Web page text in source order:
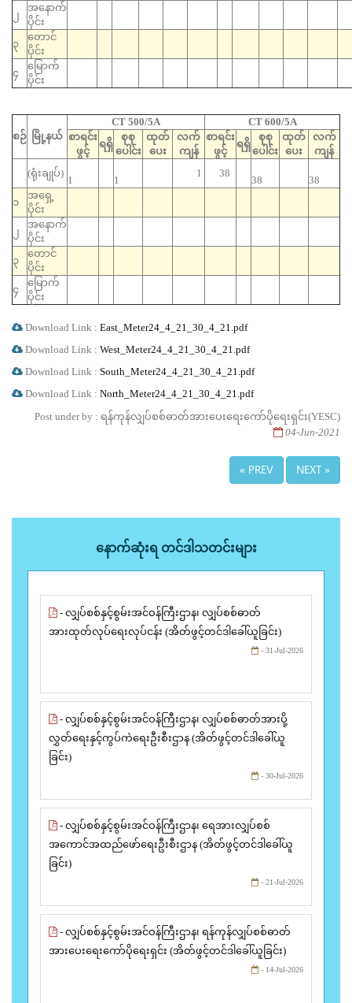
၂
အနောက်
ပိုင်း
၃
တောင်
ပိုင်း
၄
မြောက်
ပိုင်း
စဉ် မြို့နယ်
CT 500/5A
CT 600/5A
စာရင်း
ဖွင့်
ရရှိ
စုစု
ပေါင်း
ထုတ်
ပေး
လက်
ကျန်
စာရင်း
ဖွင့်
ရရှိ
စုစု
ပေါင်း
ထုတ်
ပေး
လက်
ကျန်
(ရုံးချုပ်)
1 1
1 38
38
38
၁
အရှေ့
ပိုင်း
၂
အနောက်
ပိုင်း
၃
တောင်
ပိုင်း
၄
မြောက်
ပိုင်း
Download Link : East_Meter24_4_21_30_4_21.pdf
Download Link : West_Meter24_4_21_30_4_21.pdf
Download Link : South_Meter24_4_21_30_4_21.pdf
Download Link : North_Meter24_4_21_30_4_21.pdf
Post under by : ရန်ကုန်လျှပ်စစ်ဓာတ်အားပေးရေးကော်ပိုရေးရှင်း(YESC)
04-Jun-2021
« PREV NEXT »
နောက်ဆုံးရ တင်ဒါသတင်းများ
- လျှပ်စစ်နှင့်စွမ်းအင်ဝန်ကြီးဌာန၊ လျှပ်စစ်ဓာတ်
အားထုတ်လုပ်ရေးလုပ်ငန်း (အိတ်ဖွင့်တင်ဒါခေါ်ယူခြင်း)
- 31-Jul-2026
- လျှပ်စစ်နှင့်စွမ်းအင်ဝန်ကြီးဌာန၊ လျှပ်စစ်ဓာတ်အားပို့
လွှတ်ရေးနှင့်ကွပ်ကဲရေးဦးစီးဌာန (အိတ်ဖွင့်တင်ဒါခေါ်ယူ
ခြင်း)
- 30-Jul-2026
- လျှပ်စစ်နှင့်စွမ်းအင်ဝန်ကြီးဌာန၊ ရေအားလျှပ်စစ်
အကောင်အထည်ဖော်ရေးဦးစီးဌာန (အိတ်ဖွင့်တင်ဒါခေါ်ယူ
ခြင်း)
- 21-Jul-2026
- လျှပ်စစ်နှင့်စွမ်းအင်ဝန်ကြီးဌာန၊ ရန်ကုန်လျှပ်စစ်ဓာတ်
အားပေးရေးကော်ပိုရေးရှင်း (အိတ်ဖွင့်တင်ဒါခေါ်ယူခြင်း)
- 14-Jul-2026